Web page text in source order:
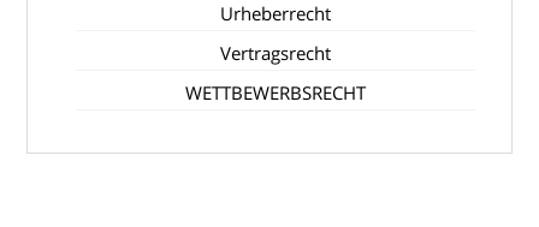
Urheberrecht
Vertragsrecht
WETTBEWERBSRECHT